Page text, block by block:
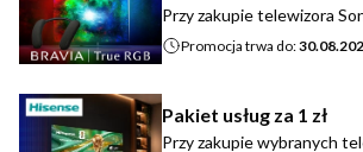
Przy zakupie telewizora
Promocja trwa do:
Pakiet usług za 1 zł
Przy zakupie wybranych